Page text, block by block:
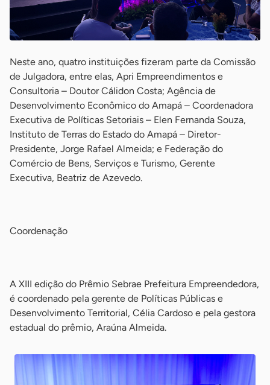
Neste ano, quatro instituições fizeram parte da Comissão
de Julgadora, entre elas, Apri Empreendimentos e
Consultoria – Doutor Cálidon Costa; Agência de
Desenvolvimento Econômico do Amapá – Coordenadora
Executiva de Políticas Setoriais – Elen Fernanda Souza,
Instituto de Terras do Estado do Amapá – Diretor-
Presidente, Jorge Rafael Almeida; e Federação do
Comércio de Bens, Serviços e Turismo, Gerente
Executiva, Beatriz de Azevedo.
Coordenação
A XIII edição do Prêmio Sebrae Prefeitura Empreendedora,
é coordenado pela gerente de Políticas Públicas e
Desenvolvimento Territorial, Célia Cardoso e pela gestora
estadual do prêmio, Araúna Almeida.